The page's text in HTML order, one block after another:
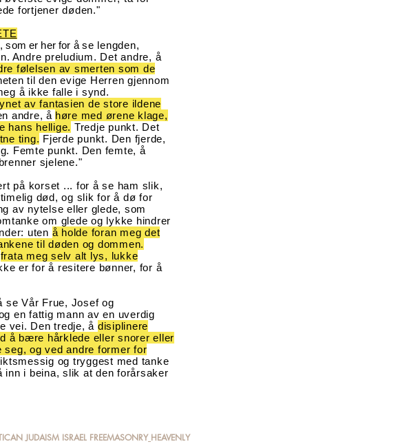
fortjener døden."
som er her for å se lengden,
. Andre preludium. Det andre, å
følelsen av smerten som de
til den evige Herren gjennom
å ikke falle i synd.
av fantasien de store ildene
andre, å høre med ørene klage,
hans hellige. Tredje punkt. Det
ting. Fjerde punkt. Den fjerde,
. Femte punkt. Den femte, å
sjelene."
på korset ... for å se ham slik,
død, og slik for å dø for
av nytelse eller glede, som
om glede og lykke hindrer
uten å holde foran meg det
til døden og dommen.
frata meg selv alt lys, lukke
er for å resitere bønner, for å
se Vår Frue, Josef og
en fattig mann av en uverdig
vei. Den tredje, å disiplinere
å bære hårklede eller snorer eller
og ved andre former for
og tryggest med tanke
inn i beina, slik at den forårsaker
JUDAISM ISRAEL FREEMASONRY HEAVENLY